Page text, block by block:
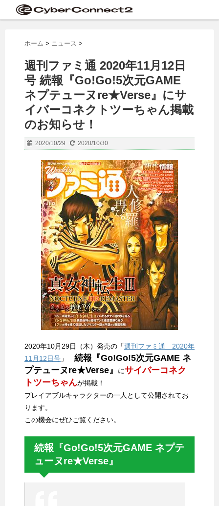
ホーム > ニュース >
週刊ファミ通 2020年11月12日
号 続報『Go!Go!5次元GAME
ネプテューヌre★Verse』にサ
イバーコネクトツーちゃん掲載
のお知らせ！
2020/10/29 2020/10/30
2020年10月29日（木）発売の「週刊ファミ通 2020年
11月12日号 」 続報『Go!Go!5次元GAME ネ
プテューヌre★Verse』
にサイバーコネク
トツーちゃんが掲載！
プレイアブルキャラクターの一人として公開されてお
ります。
この機会にぜひご覧ください。
続報『Go!Go!5次元GAME ネプテ
ューヌre★Verse』